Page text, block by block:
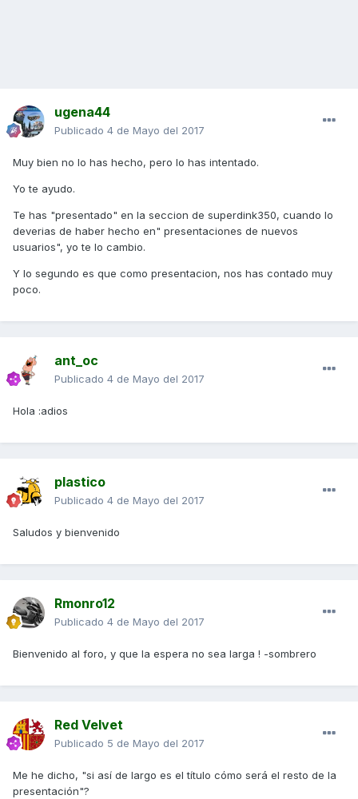
ugena44
Publicado 4 de Mayo del 2017
Muy bien no lo has hecho, pero lo has intentado.
Yo te ayudo.
Te has "presentado" en la seccion de superdink350, cuando lo
deverias de haber hecho en" presentaciones de nuevos
usuarios", yo te lo cambio.
Y lo segundo es que como presentacion, nos has contado muy
poco.
ant_oc
Publicado 4 de Mayo del 2017
Hola :adios
plastico
Publicado 4 de Mayo del 2017
Saludos y bienvenido
Rmonro12
Publicado 4 de Mayo del 2017
Bienvenido al foro, y que la espera no sea larga ! -sombrero
Red Velvet
Publicado 5 de Mayo del 2017
Me he dicho, "si así de largo es el título cómo será el resto de la
presentación"?